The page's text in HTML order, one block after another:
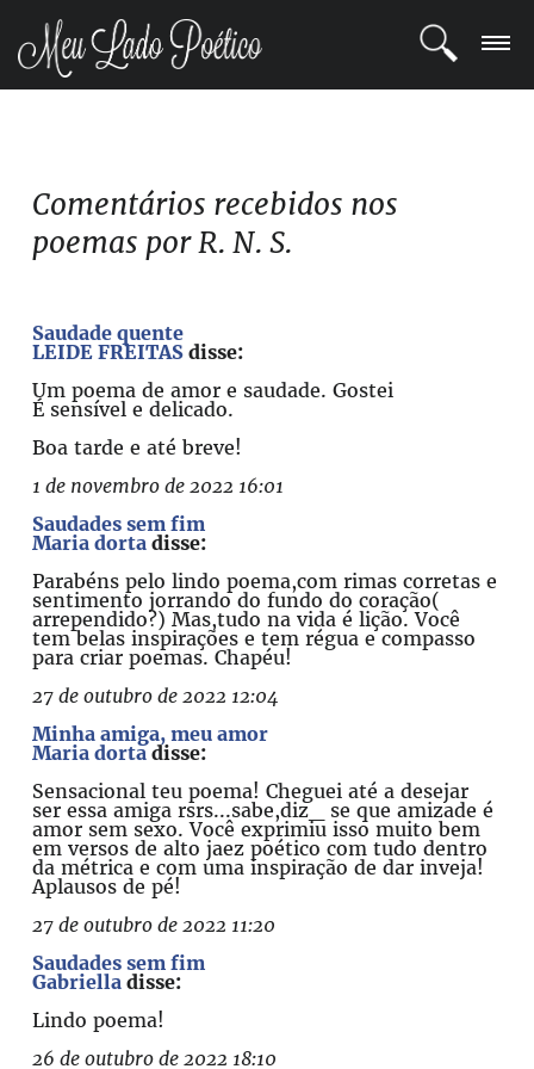
POETAS
COMUNIDADE
Comentários recebidos nos
poemas por R. N. S.
Saudade quente
LEIDE FREITAS disse:
Um poema de amor e saudade. Gostei
É sensível e delicado.
Boa tarde e até breve!
1 de novembro de 2022 16:01
Saudades sem fim
Maria dorta disse:
Parabéns pelo lindo poema,com rimas corretas e
sentimento jorrando do fundo do coração(
arrependido?) Mas,tudo na vida é lição. Você
tem belas inspirações e tem régua e compasso
para criar poemas. Chapéu!
27 de outubro de 2022 12:04
Minha amiga, meu amor
Maria dorta disse:
Sensacional teu poema! Cheguei até a desejar
ser essa amiga rsrs...sabe,diz_ se que amizade é
amor sem sexo. Você exprimiu isso muito bem
em versos de alto jaez poético com tudo dentro
da métrica e com uma inspiração de dar inveja!
Aplausos de pé!
27 de outubro de 2022 11:20
Saudades sem fim
Gabriella disse:
Lindo poema!
26 de outubro de 2022 18:10